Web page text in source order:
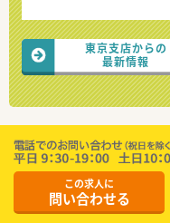
東京支店からの
最新情報
この求人に
問い合わせる